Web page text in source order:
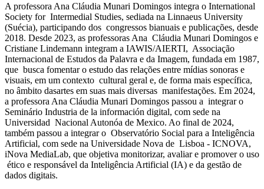
A professora Ana Cláudia Munari Domingos integra o International
Society for Intermedial Studies, sediada na Linnaeus University
(Suécia), participando dos congressos bianuais e publicações, desde
2018. Desde 2023, as professoras Ana Cláudia Munari Domingos e
Cristiane Lindemann integram a IAWIS/AIERTI, Associação
Internacional de Estudos da Palavra e da Imagem, fundada em 1987,
que busca fomentar o estudo das relações entre mídias sonoras e
visuais, em um contexto cultural geral e, de forma mais específica,
no âmbito dasartes em suas mais diversas manifestações. Em 2024,
a professora Ana Cláudia Munari Domingos passou a integrar o
Seminário Industria de la información digital, com sede na
Universidad Nacional Autonóa de Mexico. Ao final de 2024,
também passou a integrar o Observatório Social para a Inteligência
Artificial, com sede na Universidade Nova de Lisboa - ICNOVA,
iNova MediaLab, que objetiva monitorizar, avaliar e promover o uso
ético e responsável da Inteligência Artificial (IA) e da gestão de
dados digitais.